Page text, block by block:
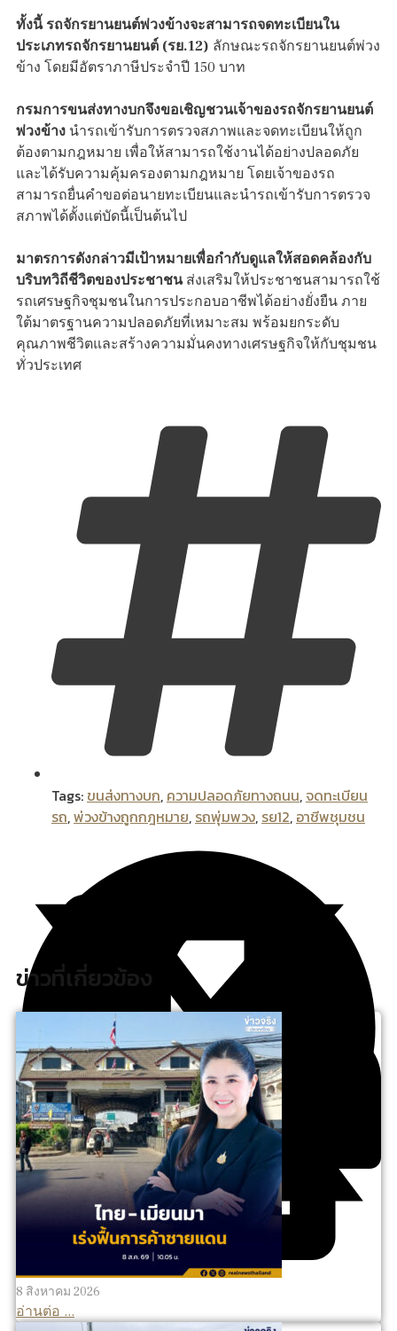
ทั้งนี้ รถจักรยานยนต์พ่วงข้างจะสามารถจดทะเบียนใน
ประเภทรถจักรยานยนต์ (รย.12) ลักษณะรถจักรยานยนต์พ่วง
ข้าง โดยมีอัตราภาษีประจำปี 150 บาท
กรมการขนส่งทางบกจึงขอเชิญชวนเจ้าของรถจักรยานยนต์
พ่วงข้าง นำรถเข้ารับการตรวจสภาพและจดทะเบียนให้ถูก
ต้องตามกฎหมาย เพื่อให้สามารถใช้งานได้อย่างปลอดภัย
และได้รับความคุ้มครองตามกฎหมาย โดยเจ้าของรถ
สามารถยื่นคำขอต่อนายทะเบียนและนำรถเข้ารับการตรวจ
สภาพได้ตั้งแต่บัดนี้เป็นต้นไป
มาตรการดังกล่าวมีเป้าหมายเพื่อกำกับดูแลให้สอดคล้องกับ
บริบทวิถีชีวิตของประชาชนส่งเสริมให้ประชาชนสามารถใช้
รถเศรษฐกิจชุมชนในการประกอบอาชีพได้อย่างยั่งยืน ภาย
ใต้มาตรฐานความปลอดภัยที่เหมาะสม พร้อมยกระดับ
คุณภาพชีวิตและสร้างความมั่นคงทางเศรษฐกิจให้กับชุมชน
ทั่วประเทศ
Tags: ขนส่งทางบก, ความปลอดภัยทางถนน,จดทะเบียน
รถ,พ่วงข้างถูกกฎหมาย, รถพุ่มพวง, รย12, อาชีพชุมชน
ข่าวที่เกี่ยวข้อง
8 สิงหาคม 2026
อ่านต่อ ...